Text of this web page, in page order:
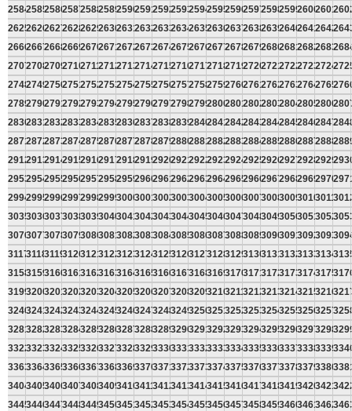
258425852586258725882589259025912592259325942595259625972598259926002601
262526262627262826292630263126322633263426352636263726382639264026412642
266626672668266926702671267226732674267526762677267826792680268126822683
270727082709271027112712271327142715271627172718271927202721272227232724
274827492750275127522753275427552756275727582759276027612762276327642765
278927902791279227932794279527962797279827992800280128022803280428052806
283028312832283328342835283628372838283928402841284228432844284528462847
287128722873287428752876287728782879288028812882288328842885288628872888
291229132914291529162917291829192920292129222923292429252926292729282929
295329542955295629572958295929602961296229632964296529662967296829692970
299429952996299729982999300030013002300330043005300630073008300930103011
303530363037303830393040304130423043304430453046304730483049305030513052
307630773078307930803081308230833084308530863087308830893090309130923093
311731183119312031213122312331243125312631273128312931303131313231333134
315831593160316131623163316431653166316731683169317031713172317331743175
319932003201320232033204320532063207320832093210321132123213321432153216
324032413242324332443245324632473248324932503251325232533254325532563257
328132823283328432853286328732883289329032913292329332943295329632973298
332233233324332533263327332833293330333133323333333433353336333733383339
336333643365336633673368336933703371337233733374337533763377337833793380
340434053406340734083409341034113412341334143415341634173418341934203421
344534463447344834493450345134523453345434553456345734583459346034613462